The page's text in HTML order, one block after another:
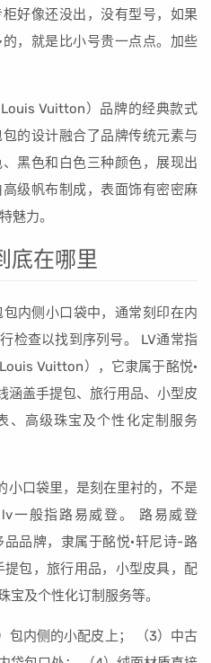
好像还没出，没有型号，如果
，就是比小号贵一点点。加些
Vuitton）品牌的经典款式
的设计融合了品牌传统元素与
黑色和白色三种颜色，展现出
级帆布制成，表面饰有密密麻
魅力。
底在哪里
内侧小口袋中，通常刻印在内
检查以找到序列号。 LV通常指
Vuitton），它隶属于酩悦·
涵盖手提包、旅行用品、小型皮
、高级珠宝及个性化定制服务
小口袋里，是刻在里衬的，不是
一般指路易威登。 路易威登
品牌，隶属于酩悦·轩尼诗-路
包，旅行用品，小型皮具，配
宝及个性化订制服务等。
包内侧的小配皮上； （3）中古